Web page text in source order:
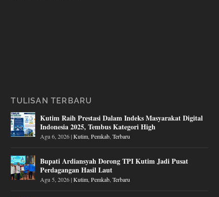
TULISAN TERBARU
Kutim Raih Prestasi Dalam Indeks Masyarakat Digital
Indonesia 2025, Tembus Kategori High
Agu 6, 2026|Kutim ,Pemkab ,Terbaru
Bupati Ardiansyah Dorong TPI Kutim Jadi Pusat
Perdagangan Hasil Laut
Agu 5, 2026|Kutim ,Pemkab ,Terbaru